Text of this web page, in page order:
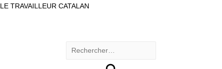
LE TRAVAILLEUR CATALAN
Rechercher :